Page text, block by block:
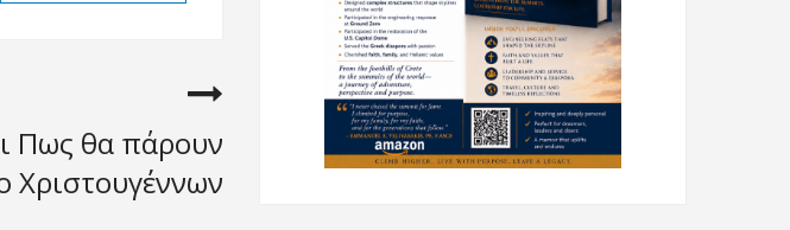
Πως θα πάρουν
Χριστουγέννων